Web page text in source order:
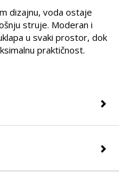
dizajnu, voda ostaje
struje. Moderan i
u svaki prostor, dok
praktičnost.